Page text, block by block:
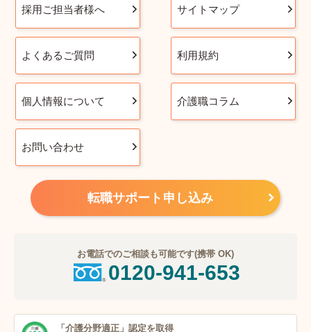
採用ご担当者様へ サイトマップ
よくあるご質問 利用規約
個人情報について 介護職コラム
お問い合わせ
転職サポート申し込み
お電話でのご相談も可能です(携帯 OK)
0120-941-653
「介護分野適正」 認定を取得